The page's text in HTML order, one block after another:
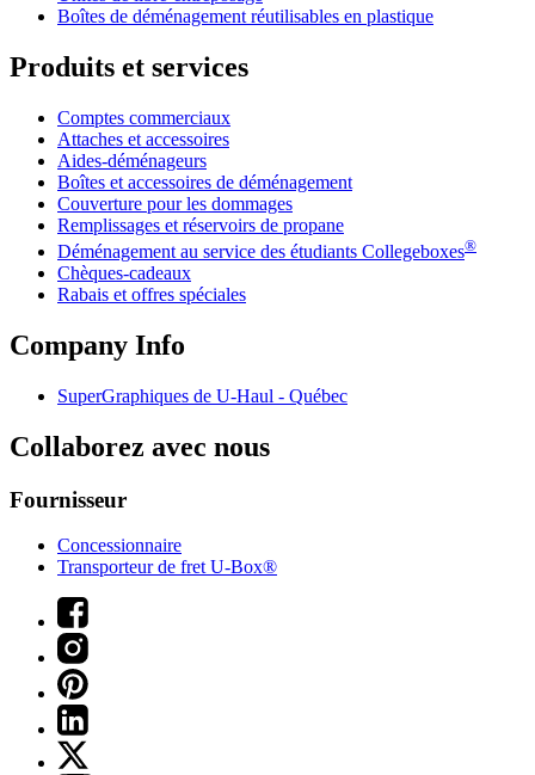
Boîtes de déménagement réutilisables en plastique
Produits et services
Comptes commerciaux
Attaches et accessoires
Aides-déménageurs
Boîtes et accessoires de déménagement
Couverture pour les dommages
Remplissages et réservoirs de propane
Déménagement au service des étudiants Collegeboxes®
Chèques-cadeaux
Rabais et offres spéciales
Company Info
SuperGraphiques de U-Haul - Québec
Collaborez avec nous
Fournisseur
Concessionnaire
Transporteur de fret U-Box®